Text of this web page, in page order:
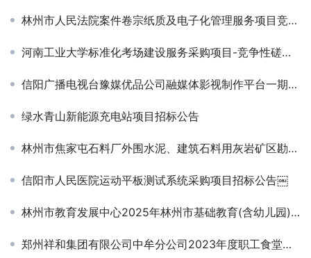
林州市人民法院案件卷宗纸质及电子化管理服务项目竞争性磋商公告￼
河南工业大学标准化考场建设服务采购项目-竞争性磋商公告￼
信阳广播电视台豫媒优品公司融媒体影视制作平台一期建设项目成交公告
绿水青山新能源充电站项目招标公告
林州市焦家屯石料厂外围水泥、建筑石料用灰岩矿区勘探项目中标结果公告
信阳市人民医院运动平板测试系统采购项目招标公告￼
林州市教育发展中心2025年林州市基础教育(含幼儿园)教师岗位培训项目成交结果公告
郑州祥和集团有限公司中牟分公司2023年度职工食堂食材、服务项目竞争性谈判公告